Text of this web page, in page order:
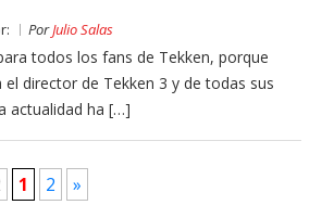
PorJulio Salas
todos los fans de Tekken, porque
el director de Tekken 3 y de todas sus
actualidad ha […]
1 2 »